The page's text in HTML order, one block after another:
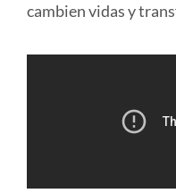
cambien vidas y